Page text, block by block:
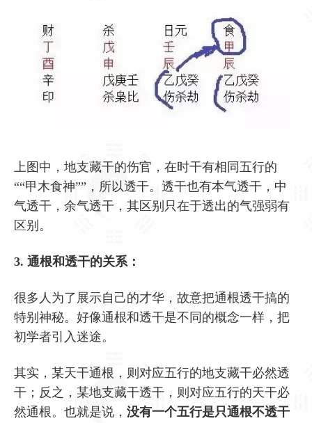
上图中，地支藏干的伤官，在时干有相同五行的
““甲木食神””，所以透干。透干也有本气透干，中
气透干，余气透干，其区别只在于透出的气强弱有
区别。
3. 通根和透干的关系：
很多人为了展示自己的才华，故意把通根透干搞的
特别神秘。好像通根和透干是不同的概念一样，把
初学者引入迷途。
其实，某天干通根，则对应五行的地支藏干必然透
干；反之，某地支藏干透干，则对应五行的天干必
然通根。也就是说， 没有一个五行是只通根不透干